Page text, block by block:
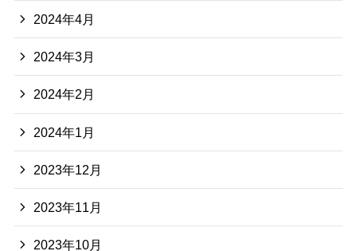
2024年4月
2024年3月
2024年2月
2024年1月
2023年12月
2023年11月
2023年10月